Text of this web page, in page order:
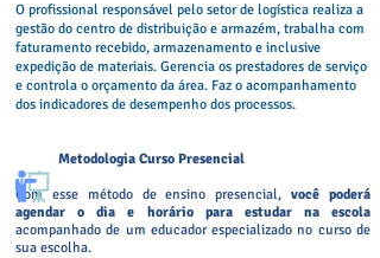
O profissional responsável pelo setor de logística realiza a
gestão do centro de distribuição e armazém, trabalha com
faturamento recebido, armazenamento e inclusive
expedição de materiais. Gerencia os prestadores de serviço
e controla o orçamento da área. Faz o acompanhamento
dos indicadores de desempenho dos processos.
Metodologia Curso Presencial
Com esse método de ensino presencial,você poderá
agendar o dia e horário para estudar na escola
acompanhado de um educador especializado no curso de
sua escolha.